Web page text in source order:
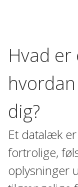
Hvad
dig?
Et datalæk
fortrolige,
oplysninger